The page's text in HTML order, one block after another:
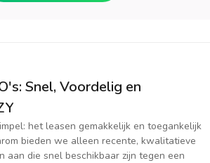
Snel, Voordelig en
het leasen gemakkelijk en toegankelijk
bieden we alleen recente, kwalitatieve
aan die snel beschikbaar zijn tegen een